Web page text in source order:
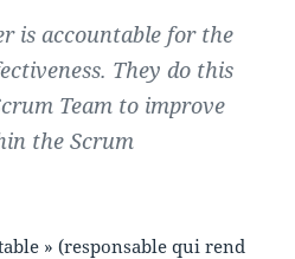
is accountable for the
They do this
Team to improve
the Scrum
» (responsable qui rend